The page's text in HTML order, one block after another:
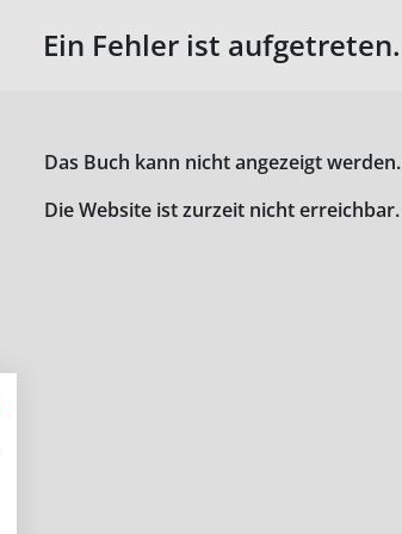
Ein Fehler ist aufgetreten.
Das Buch kann nicht angezeigt werden.
Die Website ist zurzeit nicht erreichbar.